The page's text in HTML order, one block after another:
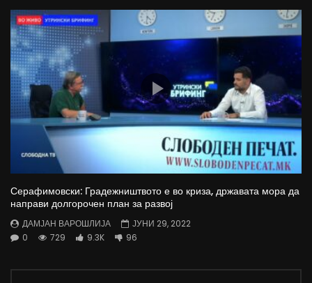
Серафимовски: Градежништвото е во криза, државата мора да
направи долгорочен план за развој
ДАМЈАН ВАРОШЛИЈА
ЈУНИ 29, 2022
0
729 9.3K 96